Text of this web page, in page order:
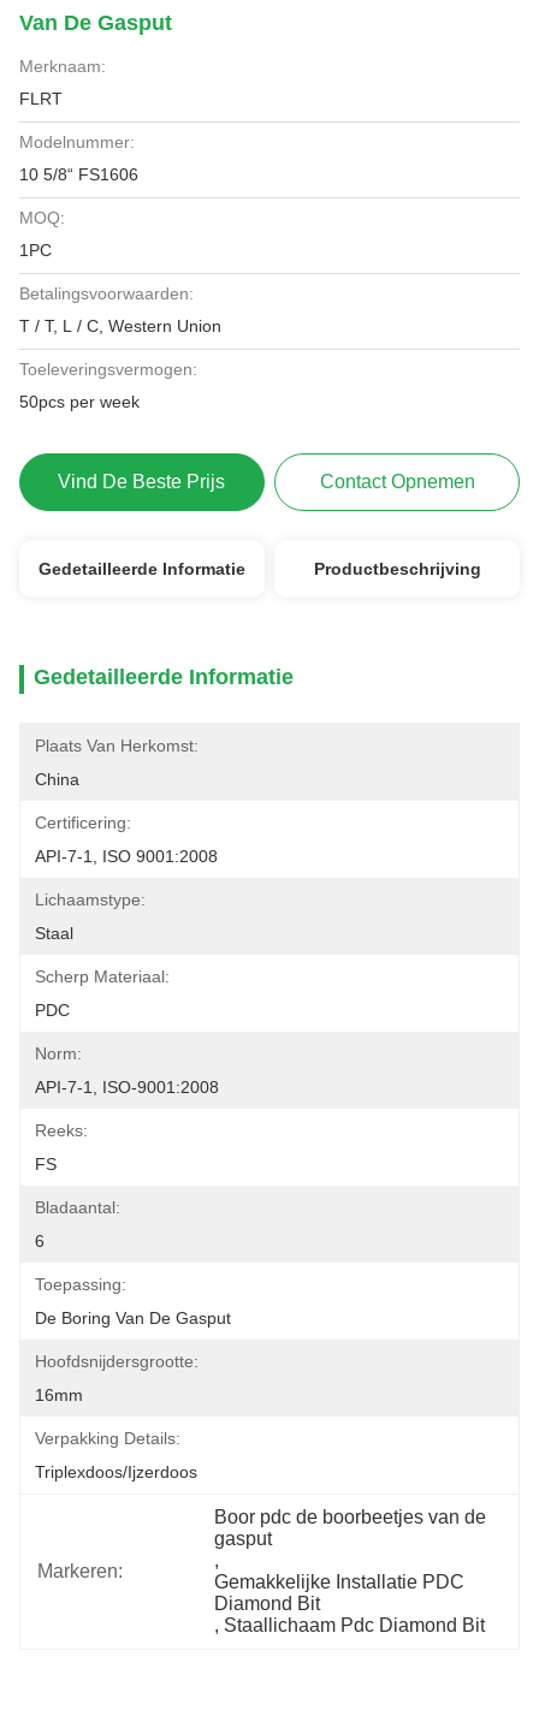
Van De Gasput
Merknaam:
FLRT
Modelnummer:
10 5/8“ FS1606
MOQ:
1PC
Betalingsvoorwaarden:
T / T, L / C, Western Union
Toeleveringsvermogen:
50pcs per week
Vind De Beste Prijs Contact Opnemen
Gedetailleerde Informatie Productbeschrijving
Gedetailleerde Informatie
Plaats Van Herkomst:
China
Certificering:
API-7-1, ISO 9001:2008
Lichaamstype:
Staal
Scherp Materiaal:
PDC
Norm:
API-7-1, ISO-9001:2008
Reeks:
FS
Bladaantal:
6
Toepassing:
De Boring Van De Gasput
Hoofdsnijdersgrootte:
16mm
Verpakking Details:
Triplexdoos/ijzerdoos
Markeren:
Boor pdc de boorbeetjes van de
gasput
,
Gemakkelijke Installatie PDC
Diamond Bit
, Staallichaam Pdc Diamond Bit